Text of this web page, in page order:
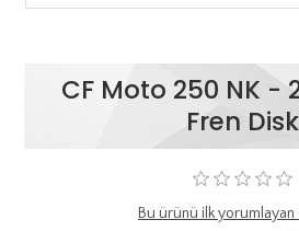
CF Moto 250 NK -
Fren
Bu ürünü ilk yorumlayan